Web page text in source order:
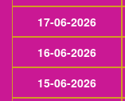
17-06-2026
16-06-2026
15-06-2026